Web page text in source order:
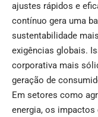
ajustes rápidos e
contínuo gera uma
sustentabilidade
exigências globais.
corporativa mais
geração de
Em setores como
energia, os